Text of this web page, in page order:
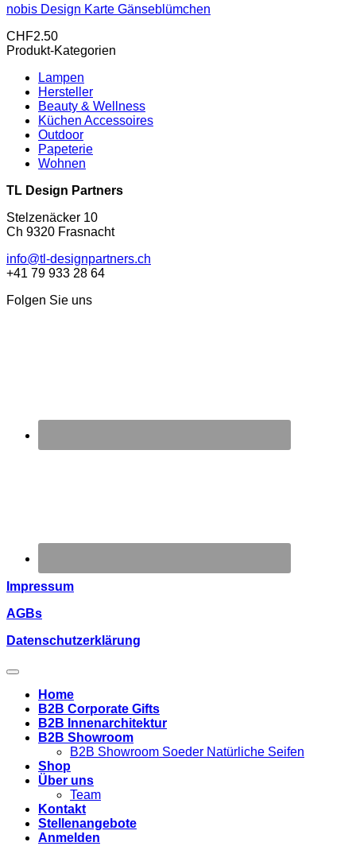
nobis Design Karte Gänseblümchen
CHF2.50
Produkt-Kategorien
Lampen
Hersteller
Beauty & Wellness
Küchen Accessoires
Outdoor
Papeterie
Wohnen
TL Design Partners
Stelzenäcker 10
Ch 9320 Frasnacht
info@tl-designpartners.ch
+41 79 933 28 64
Folgen Sie uns
Impressum
AGBs
Datenschutzerklärung
Home
B2B Corporate Gifts
B2B Innenarchitektur
B2B Showroom
B2B Showroom Soeder Natürliche Seifen
Shop
Über uns
Team
Kontakt
Stellenangebote
Anmelden